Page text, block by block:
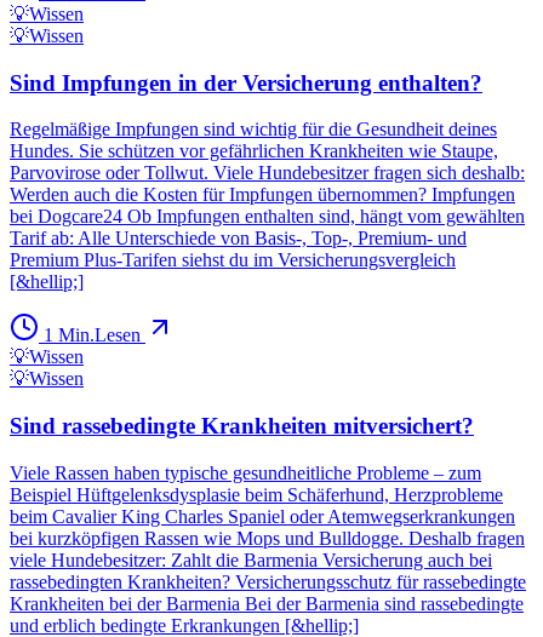
💡Wissen
💡Wissen
Sind Impfungen in der Versicherung enthalten?
Regelmäßige Impfungen sind wichtig für die Gesundheit deines
Hundes. Sie schützen vor gefährlichen Krankheiten wie Staupe,
Parvovirose oder Tollwut. Viele Hundebesitzer fragen sich deshalb:
Werden auch die Kosten für Impfungen übernommen? Impfungen
bei Dogcare24 Ob Impfungen enthalten sind, hängt vom gewählten
Tarif ab: Alle Unterschiede von Basis-, Top-, Premium- und
Premium Plus-Tarifen siehst du im Versicherungsvergleich
[&hellip;]
1 Min.Lesen
💡Wissen
💡Wissen
Sind rassebedingte Krankheiten mitversichert?
Viele Rassen haben typische gesundheitliche Probleme – zum
Beispiel Hüftgelenksdysplasie beim Schäferhund, Herzprobleme
beim Cavalier King Charles Spaniel oder Atemwegserkrankungen
bei kurzköpfigen Rassen wie Mops und Bulldogge. Deshalb fragen
viele Hundebesitzer: Zahlt die Barmenia Versicherung auch bei
rassebedingten Krankheiten? Versicherungsschutz für rassebedingte
Krankheiten bei der Barmenia Bei der Barmenia sind rassebedingte
und erblich bedingte Erkrankungen [&hellip;]